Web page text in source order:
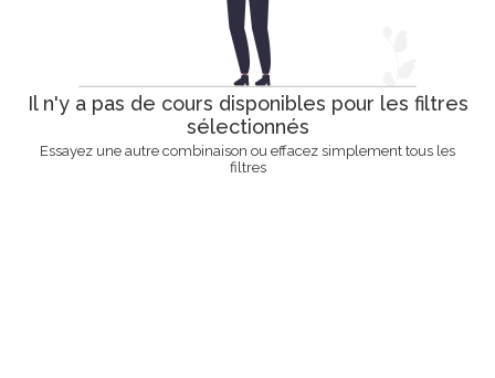
Il n'y a pas de cours disponibles pour les filtres
sélectionnés
Essayez une autre combinaison ou effacez simplement tous les
filtres